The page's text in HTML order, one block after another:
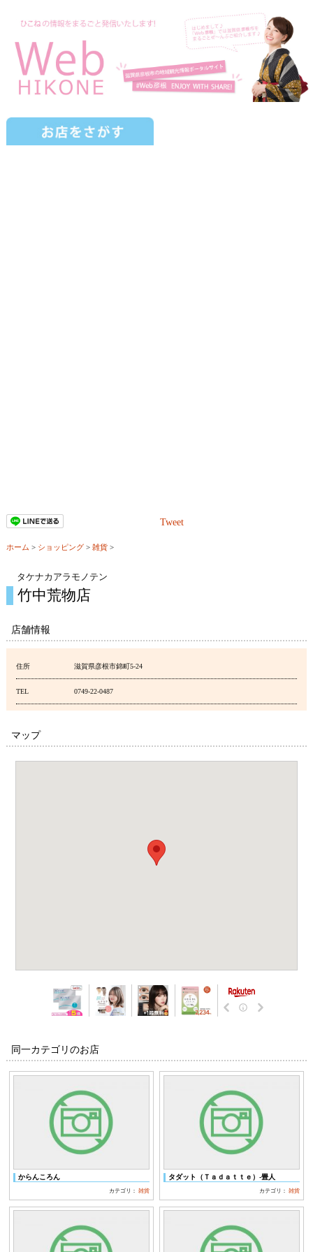
Tweet
ホーム > ショッピング> 雑貨>
タケナカアラモノテン
竹中荒物店
店舗情報
住所 滋賀県彦根市錦町5-24
TEL 0749-22-0487
マップ
同一カテゴリのお店
からんころん
カテゴリ：雑貨
タダット（Ｔａｄａｔｔｅ）‐畳人
カテゴリ：雑貨